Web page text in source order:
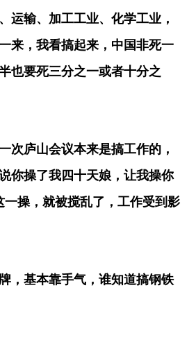
运输、加工工业、化学工业，
来，我看搞起来，中国非死一
也要死三分之一或者十分之
次庐山会议本来是搞工作的，
你操了我四十天娘，让我操你
一操，就被搅乱了，工作受到影
，基本靠手气，谁知道搞钢铁